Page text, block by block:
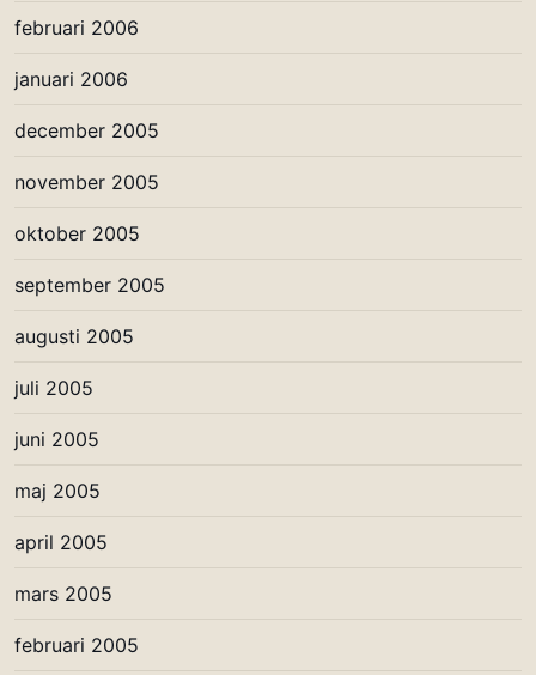
februari 2006
januari 2006
december 2005
november 2005
oktober 2005
september 2005
augusti 2005
juli 2005
juni 2005
maj 2005
april 2005
mars 2005
februari 2005